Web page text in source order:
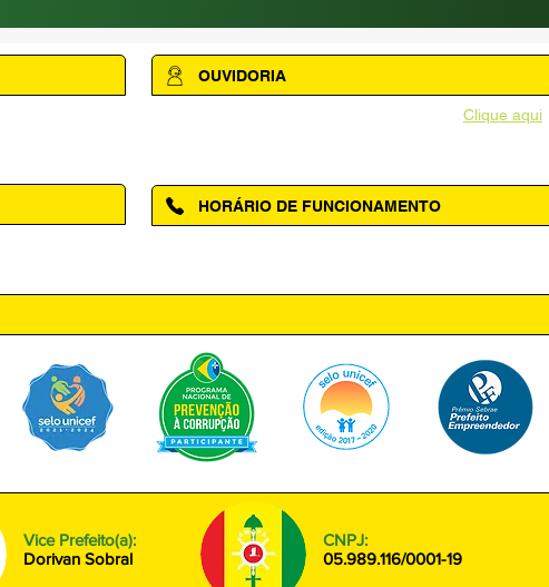
Clique aqui
OUVIDORIA
HORÁRIO DE FUNCIONAMENTO
Vice Prefeito(a):
Dorivan Sobral
CNPJ:
05.989.116/0001-19